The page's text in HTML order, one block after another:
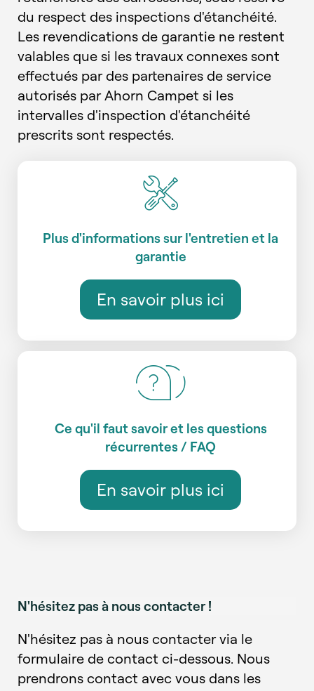
du respect des inspections d'étanchéité.
Les revendications de garantie ne restent
valables que si les travaux connexes sont
effectués par des partenaires de service
autorisés par Ahorn Campet si les
intervalles d'inspection d'étanchéité
prescrits sont respectés.
Plus d'informations sur l'entretien et la
garantie
En savoir plus ici
Ce qu'il faut savoir et les questions
récurrentes / FAQ
En savoir plus ici
N'hésitez pas à nous contacter !
N'hésitez pas à nous contacter via le
formulaire de contact ci-dessous. Nous
prendrons contact avec vous dans les